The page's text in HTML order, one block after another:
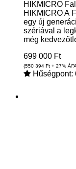
HIKMICRO
HIKMICRO A
egy új
szériával a
még
699 000 Ft
(550 394 Ft + 27%
Hűségpont: